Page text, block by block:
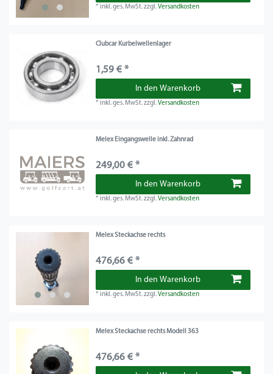
*inkl. ges. MwSt.zzgl.Versandkosten
Clubcar Kurbelwellenlager
1,59 € *
In den Warenkorb
*inkl. ges. MwSt.zzgl.Versandkosten
Melex Eingangswelle inkl. Zahnrad
249,00 € *
In den Warenkorb
*inkl. ges. MwSt.zzgl.Versandkosten
Melex Steckachse rechts
476,66 € *
In den Warenkorb
*inkl. ges. MwSt.zzgl.Versandkosten
Melex Steckachse rechts Modell 363
476,66 € *